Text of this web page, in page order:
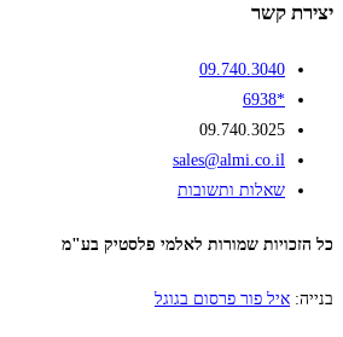
יצירת קשר
09.740.3040
*6938
09.740.3025
sales@almi.co.il
שאלות ותשובות
כל הזכויות שמורות לאלמי פלסטיק בע"מ
בנייה: איל פור פרסום בגוגל